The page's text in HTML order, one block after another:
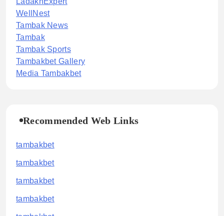
WellNest
Tambak News
Tambak
Tambak Sports
Tambakbet Gallery
Media Tambakbet
Recommended Web Links
tambakbet
tambakbet
tambakbet
tambakbet